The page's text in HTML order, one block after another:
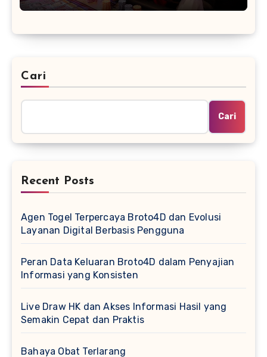
Cari
Cari
Recent Posts
Agen Togel Terpercaya Broto4D dan Evolusi
Layanan Digital Berbasis Pengguna
Peran Data Keluaran Broto4D dalam Penyajian
Informasi yang Konsisten
Live Draw HK dan Akses Informasi Hasil yang
Semakin Cepat dan Praktis
Bahaya Obat Terlarang